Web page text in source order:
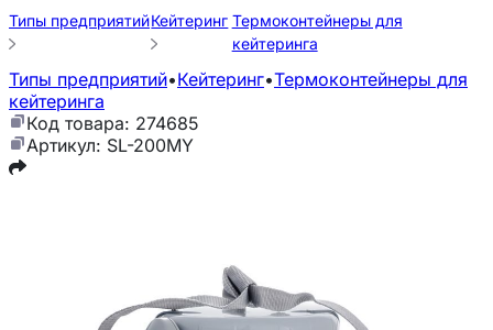
Типы предприятийКейтеринг Термоконтейнеры для
кейтеринга
Типы предприятий•Кейтеринг•Термоконтейнеры для
кейтеринга
Код товара: 274685
Артикул: SL-200MY